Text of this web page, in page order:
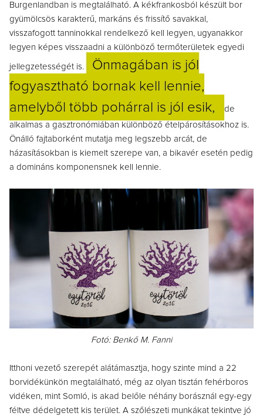
Burgenlandban is megtalálható. A kékfrankosból készült bor
gyümölcsös karakterű, markáns és frissítő savakkal,
visszafogott tanninokkal rendelkező kell legyen, ugyanakkor
legyen képes visszaadni a különböző termőterületek egyedi
jellegzetességét is.
Önmagában is jól
fogyasztható bornak kell lennie,
amelyből több pohárral is jól esik,
de
alkalmas a gasztronómiában különböző ételpárosításokhoz is.
Önálló fajtaborként mutatja meg legszebb arcát, de
házasításokban is kiemelt szerepe van, a bikavér esetén pedig
a domináns komponensnek kell lennie.
Fotó: Benkő M. Fanni
Itthoni vezető szerepét alátámasztja, hogy szinte mind a 22
borvidékünkön megtalálható, még az olyan tisztán fehérboros
vidéken, mint Somló, is akad belőle néhány borásznál egy-egy
féltve dédelgetett kis terület. A szőlészeti munkákat tekintve jó